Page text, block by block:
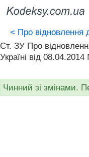
< Про відновлення
Ст. ЗУ Про
Україні від
Чинний зі змінами.